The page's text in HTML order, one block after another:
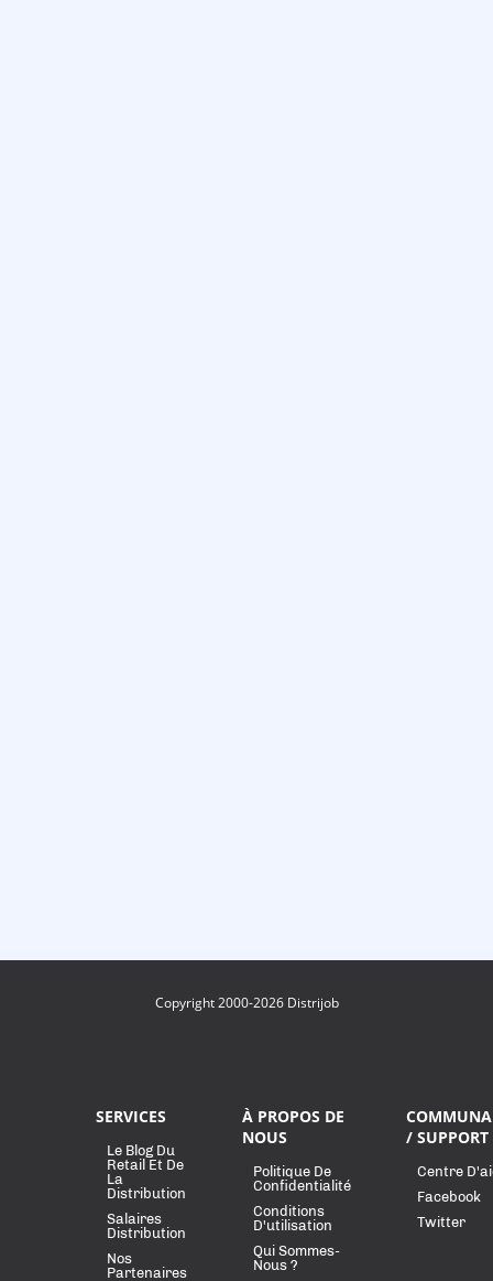
Copyright 2000-2026 Distrijob
SERVICES
Le Blog Du
Retail Et De
La
Distribution
Salaires
Distribution
Nos
Partenaires
À PROPOS DE
NOUS
Politique De
Confidentialité
Conditions
D'utilisation
Qui Sommes-
Nous ?
/ SUPPORT
Centre
Facebook
Twitter